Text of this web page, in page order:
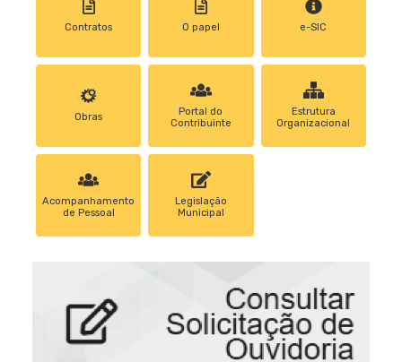
Contratos 0 papel e-SIC
Obras
Portal do
Contribuinte
Estrutura
Organizacional
Acompanhamento
de Pessoal
Legislação
Municipal